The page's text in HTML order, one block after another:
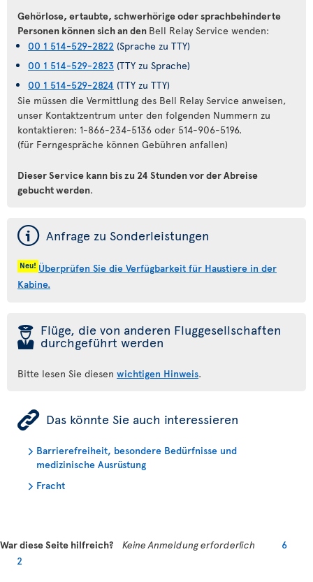
Gehörlose, ertaubte, schwerhörige oder sprachbehinderte
Personen können sich an den Bell Relay Service wenden:
00 1 514-529-2822 (Sprache zu TTY)
00 1 514-529-2823 (TTY zu Sprache)
00 1 514-529-2824 (TTY zu TTY)
Sie müssen die Vermittlung des Bell Relay Service anweisen,
unser Kontaktzentrum unter den folgenden Nummern zu
kontaktieren: 1-866-234-5136 oder 514-906-5196.
(für Ferngespräche können Gebühren anfallen)
Dieser Service kann bis zu 24 Stunden vor der Abreise
gebucht werden.
ý Anfrage zu Sonderleistungen
Neu! Überprüfen Sie die Verfügbarkeit für Haustiere in der
Kabine.
þ Flüge, die von anderen Fluggesellschaften
durchgeführt werden
Bitte lesen Sie diesen wichtigen Hinweis.
ÿ Das könnte Sie auch interessieren
Barrierefreiheit, besondere Bedürfnisse und
medizinische Ausrüstung
Fracht
War diese Seite hilfreich? Keine Anmeldung erforderlich
6
2